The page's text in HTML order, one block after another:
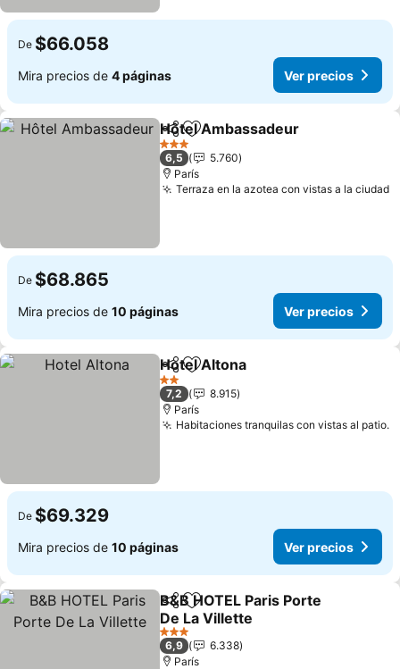
De $66.058
Mira precios de 4 páginas Ver precios
CompartirAgregar a favoritos
Hôtel Ambassadeur
3 Estrellas
6,5
5.760
París
Terraza en la azotea con vistas a la ciudad
De $68.865
Mira precios de 10 páginas Ver precios
CompartirAgregar a favoritos
Hotel Altona
2 Estrellas
7,2
8.915
París
Habitaciones tranquilas con vistas al patio.
De $69.329
Mira precios de 10 páginas Ver precios
CompartirAgregar a favoritos
B&B HOTEL Paris Porte
De La Villette
Ver precios
3 Estrellas
6,9
6.338
París